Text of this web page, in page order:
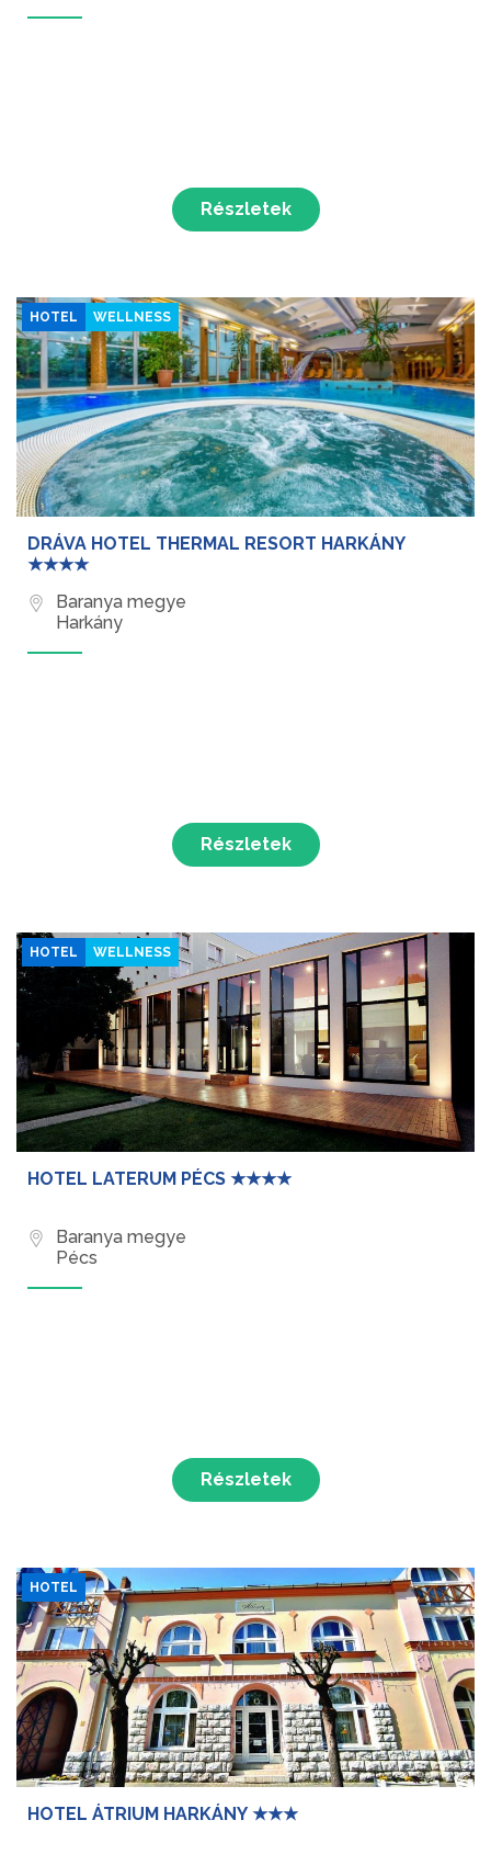
Részletek
HOTEL WELLNESS
DRÁVA HOTEL THERMAL RESORT HARKÁNY
★★★★
Baranya megye
Harkány
Részletek
HOTEL WELLNESS
HOTEL LATERUM PÉCS ★★★★
Baranya megye
Pécs
Részletek
HOTEL
HOTEL ÁTRIUM HARKÁNY ★★★